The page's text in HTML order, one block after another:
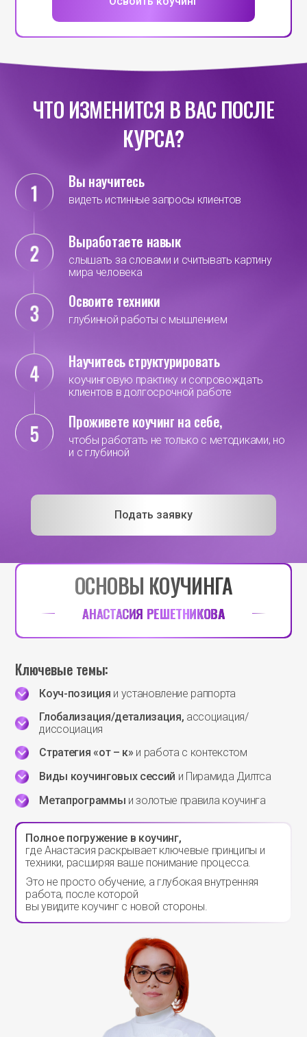
ЧТО ИЗМЕНИТСЯ В ВАС ПОСЛЕ
КУРСА?
Вы научитесь
видеть истинные запросы клиентов
Выработаете навык
слышать за словами и считывать картину
мира человека
Освоите техники
глубинной работы с мышлением
Научитесь структурировать
коучинговую практику и сопровождать
клиентов в долгосрочной работе
Проживете коучинг на себе,
чтобы работать не только с методиками, но
и с глубиной
Подать заявку
ОСНОВЫ КОУЧИНГА
АНАСТАСИЯ РЕШЕТНИКОВА
Полное погружение в коучинг,
где Анастасия раскрывает ключевые принципы и
техники, расширяя ваше понимание процесса.
Это не просто обучение, а глубокая внутренняя
работа, после которой
вы увидите коучинг с новой стороны.
Ключевые темы:
Коуч-позиция и установление раппорта
Глобализация/детализация, ассоциация/
диссоциация
Стратегия «от – к» и работа с контекстом
Виды коучинговых сессий и Пирамида Дилтса
Метапрограммы и золотые правила коучинга